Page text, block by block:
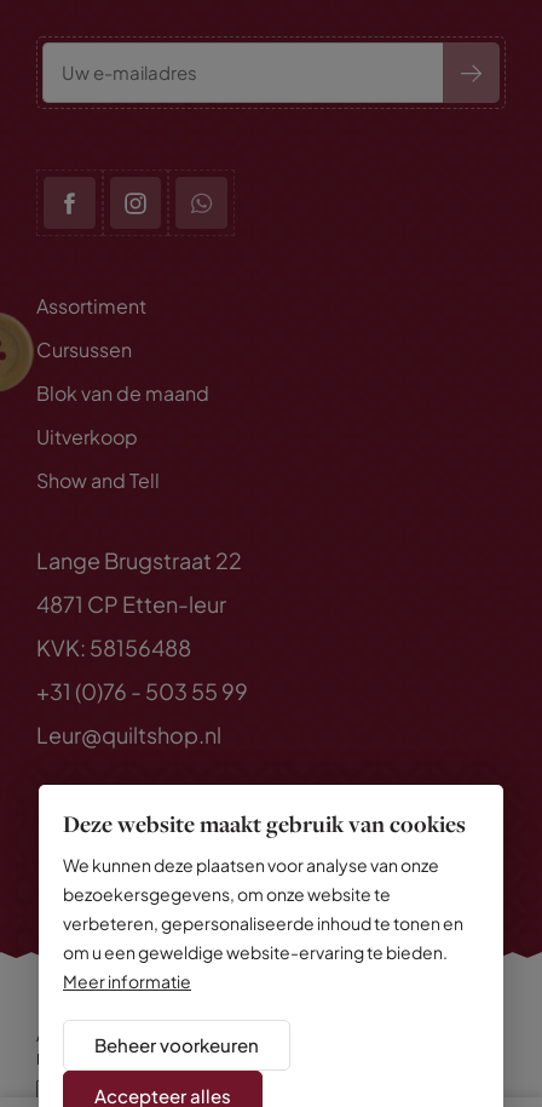
Deze website maakt gebruik van cookies
We kunnen deze plaatsen voor analyse van onze
bezoekersgegevens, om onze website te
verbeteren, gepersonaliseerde inhoud te tonen en
om u een geweldige website-ervaring te bieden.
Meer informatie
Beheer voorkeuren
Accepteer alles
Assortiment
Cursussen
Blok van de maand
Uitverkoop
Show and Tell
Lange Brugstraat 22
4871 CP Etten-leur
KVK: 58156488
+31 (0)76 - 503 55 99
Leur@quiltshop.nl
Alle rechten voorbehouden
Privacy Policy
Algemene voorwaarden